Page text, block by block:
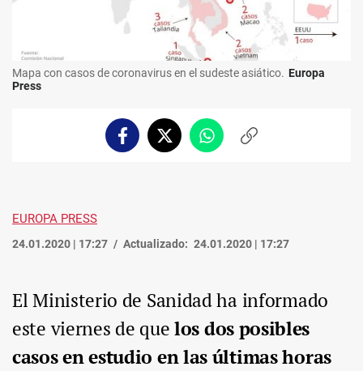
Mapa con casos de coronavirus en el sudeste asiático. Europa
Press
FacebookTwitterWhatsappCopiar
EUROPA PRESS
24.01.2020 | 17:27 Actualizado: 24.01.2020 | 17:27
El Ministerio de Sanidad ha informado
este viernes de quelos dos posibles
casos en estudio en las últimas horas